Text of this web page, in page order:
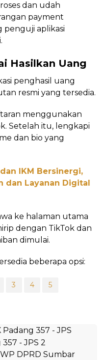
dan udah
payment
penguji aplikasi
Hasilkan Uang
penghasil uang
resmi yang tersedia.
menggunakan
Setelah itu, lengkapi
dan bio yang
IKM Bersinergi,
dan Layanan Digital
ke halaman utama
dengan TikTok dan
dimulai.
beberapa opsi:
3 4 5